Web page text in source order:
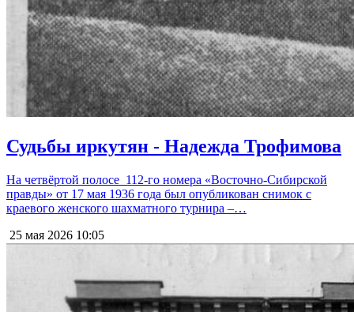
Судьбы иркутян - Надежда Трофимова
На четвёртой полосе 112-го номера «Восточно-Сибирской
правды» от 17 мая 1936 года был опубликован снимок с
краевого женского шахматного турнира –…
25 мая 2026 10:05